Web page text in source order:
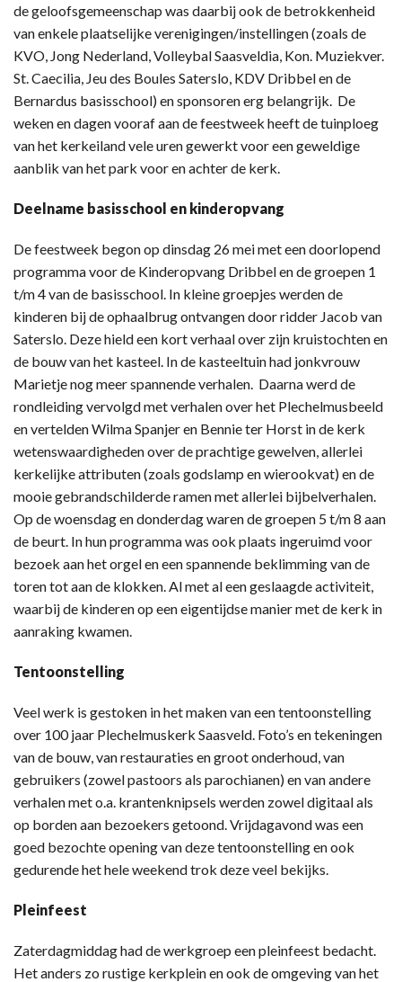
de geloofsgemeenschap was daarbij ook de betrokkenheid
van enkele plaatselijke verenigingen/instellingen (zoals de
KVO, Jong Nederland, Volleybal Saasveldia, Kon. Muziekver.
St. Caecilia, Jeu des Boules Saterslo, KDV Dribbel en de
Bernardus basisschool) en sponsoren erg belangrijk. De
weken en dagen vooraf aan de feestweek heeft de tuinploeg
van het kerkeiland vele uren gewerkt voor een geweldige
aanblik van het park voor en achter de kerk.
Deelname basisschool en kinderopvang
De feestweek begon op dinsdag 26 mei met een doorlopend
programma voor de Kinderopvang Dribbel en de groepen 1
t/m 4 van de basisschool. In kleine groepjes werden de
kinderen bij de ophaalbrug ontvangen door ridder Jacob van
Saterslo. Deze hield een kort verhaal over zijn kruistochten en
de bouw van het kasteel. In de kasteeltuin had jonkvrouw
Marietje nog meer spannende verhalen. Daarna werd de
rondleiding vervolgd met verhalen over het Plechelmusbeeld
en vertelden Wilma Spanjer en Bennie ter Horst in de kerk
wetenswaardigheden over de prachtige gewelven, allerlei
kerkelijke attributen (zoals godslamp en wierookvat) en de
mooie gebrandschilderde ramen met allerlei bijbelverhalen.
Op de woensdag en donderdag waren de groepen 5 t/m 8 aan
de beurt. In hun programma was ook plaats ingeruimd voor
bezoek aan het orgel en een spannende beklimming van de
toren tot aan de klokken. Al met al een geslaagde activiteit,
waarbij de kinderen op een eigentijdse manier met de kerk in
aanraking kwamen.
Tentoonstelling
Veel werk is gestoken in het maken van een tentoonstelling
over 100 jaar Plechelmuskerk Saasveld. Foto’s en tekeningen
van de bouw, van restauraties en groot onderhoud, van
gebruikers (zowel pastoors als parochianen) en van andere
verhalen met o.a. krantenknipsels werden zowel digitaal als
op borden aan bezoekers getoond. Vrijdagavond was een
goed bezochte opening van deze tentoonstelling en ook
gedurende het hele weekend trok deze veel bekijks.
Pleinfeest
Zaterdagmiddag had de werkgroep een pleinfeest bedacht.
Het anders zo rustige kerkplein en ook de omgeving van het